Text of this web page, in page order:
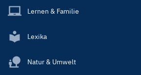
Lernen & Familie
Lexika
Natur & Umwelt